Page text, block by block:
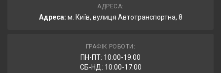
АДРЕСА:
Адреса: м. Київ, вулиця Автотранспортна, 8
ГРАФІК РОБОТИ:
ПН-ПТ: 10:00-19:00
СБ-НД: 10:00-17:00